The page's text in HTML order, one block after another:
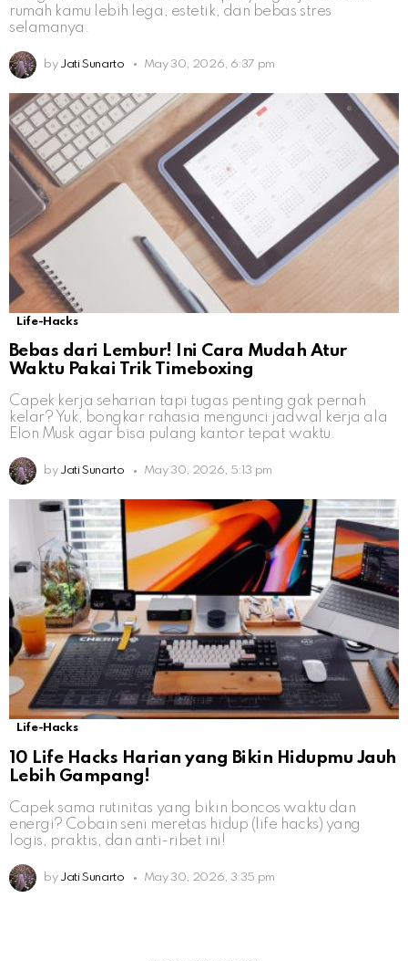
rumah kamu lebih lega, estetik, dan bebas stres
selamanya.
by Jati Sunarto May 30, 2026, 6:37 pm
Life-Hacks
Bebas dari Lembur! Ini Cara Mudah Atur
Waktu Pakai Trik Timeboxing
Capek kerja seharian tapi tugas penting gak pernah
kelar? Yuk, bongkar rahasia mengunci jadwal kerja ala
Elon Musk agar bisa pulang kantor tepat waktu.
by Jati Sunarto May 30, 2026, 5:13 pm
Life-Hacks
10 Life Hacks Harian yang Bikin Hidupmu Jauh
Lebih Gampang!
Capek sama rutinitas yang bikin boncos waktu dan
energi? Cobain seni meretas hidup (life hacks) yang
logis, praktis, dan anti-ribet ini!
by Jati Sunarto May 30, 2026, 3:35 pm